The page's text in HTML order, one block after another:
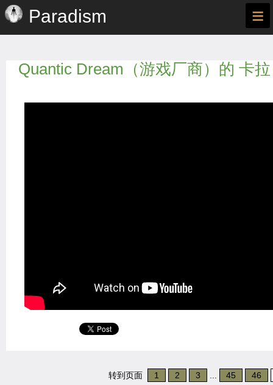
Paradism ≡
Quantic Dream（游戏厂商）的 卡
转到页面 1 2 3 45 46